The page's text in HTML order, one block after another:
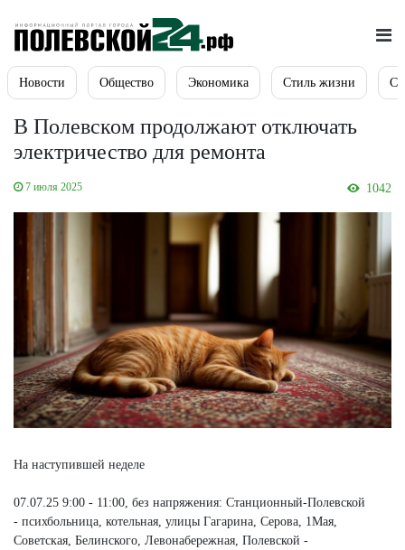
Новости Общество Экономика Стиль жизни
В Полевском продолжают отключать
электричество для ремонта
7 июля 2025 1042
На наступившей неделе
07.07.25 9:00 - 11:00, без напряжения: Станционный-Полевской
- психбольница, котельная, улицы Гагарина, Серова, 1Мая,
Советская, Белинского, Левонабережная, Полевской -